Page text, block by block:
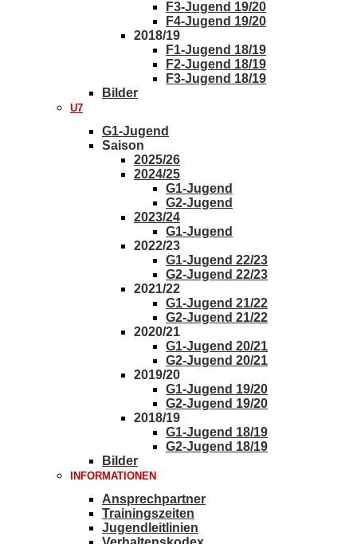
F3-Jugend 19/20
F4-Jugend 19/20
2018/19
F1-Jugend 18/19
F2-Jugend 18/19
F3-Jugend 18/19
Bilder
U7
G1-Jugend
Saison
2025/26
2024/25
G1-Jugend
G2-Jugend
2023/24
G1-Jugend
2022/23
G1-Jugend 22/23
G2-Jugend 22/23
2021/22
G1-Jugend 21/22
G2-Jugend 21/22
2020/21
G1-Jugend 20/21
G2-Jugend 20/21
2019/20
G1-Jugend 19/20
G2-Jugend 19/20
2018/19
G1-Jugend 18/19
G2-Jugend 18/19
Bilder
INFORMATIONEN
Ansprechpartner
Trainingszeiten
Jugendleitlinien